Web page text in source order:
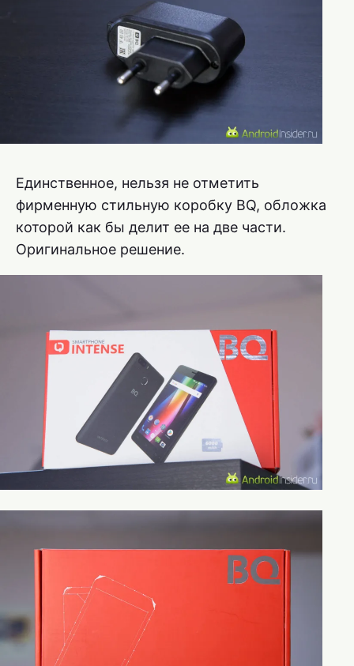
Единственное, нельзя не отметить
фирменную стильную коробку BQ, обложка
которой как бы делит ее на две части.
Оригинальное решение.